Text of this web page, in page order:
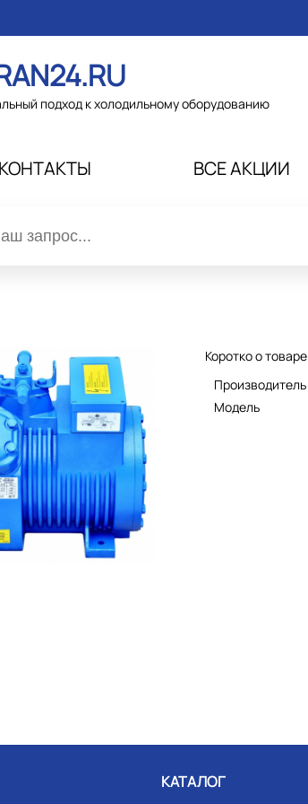
подход к холодильному оборудованию
КОНТАКТЫ ВСЕ АКЦИИ
Коротко о товаре
Производитель
Модель
КАТАЛОГ